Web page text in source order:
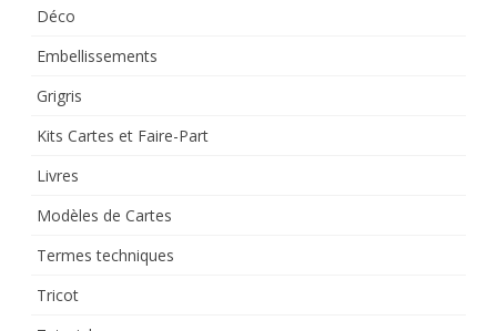
Déco
Embellissements
Grigris
Kits Cartes et Faire-Part
Livres
Modèles de Cartes
Termes techniques
Tricot